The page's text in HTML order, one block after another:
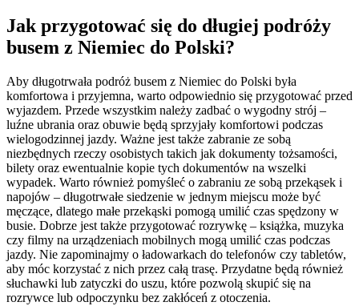
Jak przygotować się do długiej podróży
busem z Niemiec do Polski?
Aby długotrwała podróż busem z Niemiec do Polski była
komfortowa i przyjemna, warto odpowiednio się przygotować przed
wyjazdem. Przede wszystkim należy zadbać o wygodny strój –
luźne ubrania oraz obuwie będą sprzyjały komfortowi podczas
wielogodzinnej jazdy. Ważne jest także zabranie ze sobą
niezbędnych rzeczy osobistych takich jak dokumenty tożsamości,
bilety oraz ewentualnie kopie tych dokumentów na wszelki
wypadek. Warto również pomyśleć o zabraniu ze sobą przekąsek i
napojów – długotrwałe siedzenie w jednym miejscu może być
męczące, dlatego małe przekąski pomogą umilić czas spędzony w
busie. Dobrze jest także przygotować rozrywkę – książka, muzyka
czy filmy na urządzeniach mobilnych mogą umilić czas podczas
jazdy. Nie zapominajmy o ładowarkach do telefonów czy tabletów,
aby móc korzystać z nich przez całą trasę. Przydatne będą również
słuchawki lub zatyczki do uszu, które pozwolą skupić się na
rozrywce lub odpoczynku bez zakłóceń z otoczenia.